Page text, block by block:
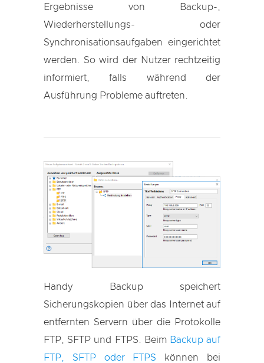
Ergebnisse von Backup-,
Wiederherstellungs- oder
Synchronisationsaufgaben eingerichtet
werden. So wird der Nutzer rechtzeitig
informiert, falls während der
Ausführung Probleme auftreten.
Handy Backup speichert
Sicherungskopien über das Internet auf
entfernten Servern über die Protokolle
FTP, SFTP und FTPS. Beim Backup auf
FTP, SFTP oder FTPS können bei